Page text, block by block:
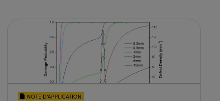
NOTE D’APPLICATION